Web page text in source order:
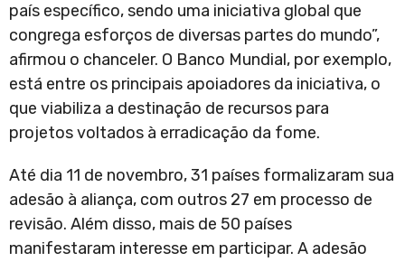
país específico, sendo uma iniciativa global que
congrega esforços de diversas partes do mundo”,
afirmou o chanceler. O Banco Mundial, por exemplo,
está entre os principais apoiadores da iniciativa, o
que viabiliza a destinação de recursos para
projetos voltados à erradicação da fome.
Até dia 11 de novembro, 31 países formalizaram sua
adesão à aliança, com outros 27 em processo de
revisão. Além disso, mais de 50 países
manifestaram interesse em participar. A adesão